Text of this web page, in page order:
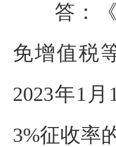
答：
免增值税
2023年1
3%征收率